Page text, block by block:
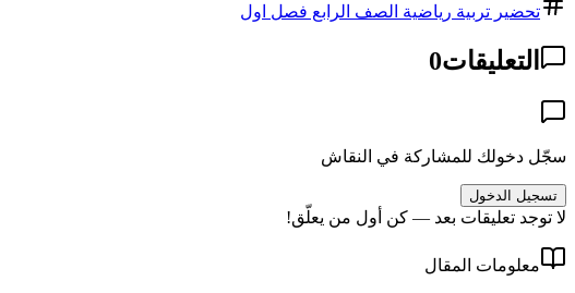
تحضير تربية رياضية الصف الرابع فصل اول
التعليقات0
سجّل دخولك للمشاركة في النقاش
تسجيل الدخول
لا توجد تعليقات بعد — كن أول من يعلّق!
معلومات المقال